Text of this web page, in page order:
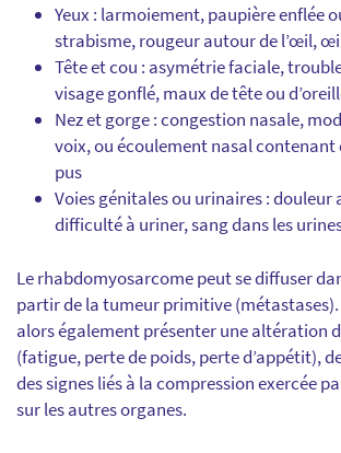
Yeux : larmoiement, paupière enflée
strabisme, rougeur autour de l’œil,
Tête et cou : asymétrie faciale,
visage gonflé, maux de tête ou
Nez et gorge : congestion nasale,
voix, ou écoulement nasal contenant
pus
Voies génitales ou urinaires : douleur
difficulté à uriner, sang dans les
Le rhabdomyosarcome peut se diffuser
partir de la tumeur primitive
alors également présenter une altération
(fatigue, perte de poids, perte d’appétit),
des signes liés à la compression exercée
sur les autres organes.